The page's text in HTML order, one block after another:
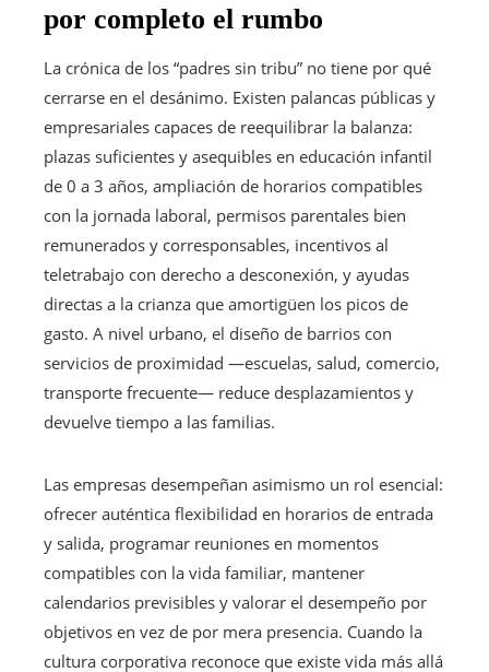
por completo el rumbo
La crónica de los “padres sin tribu” no tiene por qué
cerrarse en el desánimo. Existen palancas públicas y
empresariales capaces de reequilibrar la balanza:
plazas suficientes y asequibles en educación infantil
de 0 a 3 años, ampliación de horarios compatibles
con la jornada laboral, permisos parentales bien
remunerados y corresponsables, incentivos al
teletrabajo con derecho a desconexión, y ayudas
directas a la crianza que amortigüen los picos de
gasto. A nivel urbano, el diseño de barrios con
servicios de proximidad —escuelas, salud, comercio,
transporte frecuente— reduce desplazamientos y
devuelve tiempo a las familias.
Las empresas desempeñan asimismo un rol esencial:
ofrecer auténtica flexibilidad en horarios de entrada
y salida, programar reuniones en momentos
compatibles con la vida familiar, mantener
calendarios previsibles y valorar el desempeño por
objetivos en vez de por mera presencia. Cuando la
cultura corporativa reconoce que existe vida más allá